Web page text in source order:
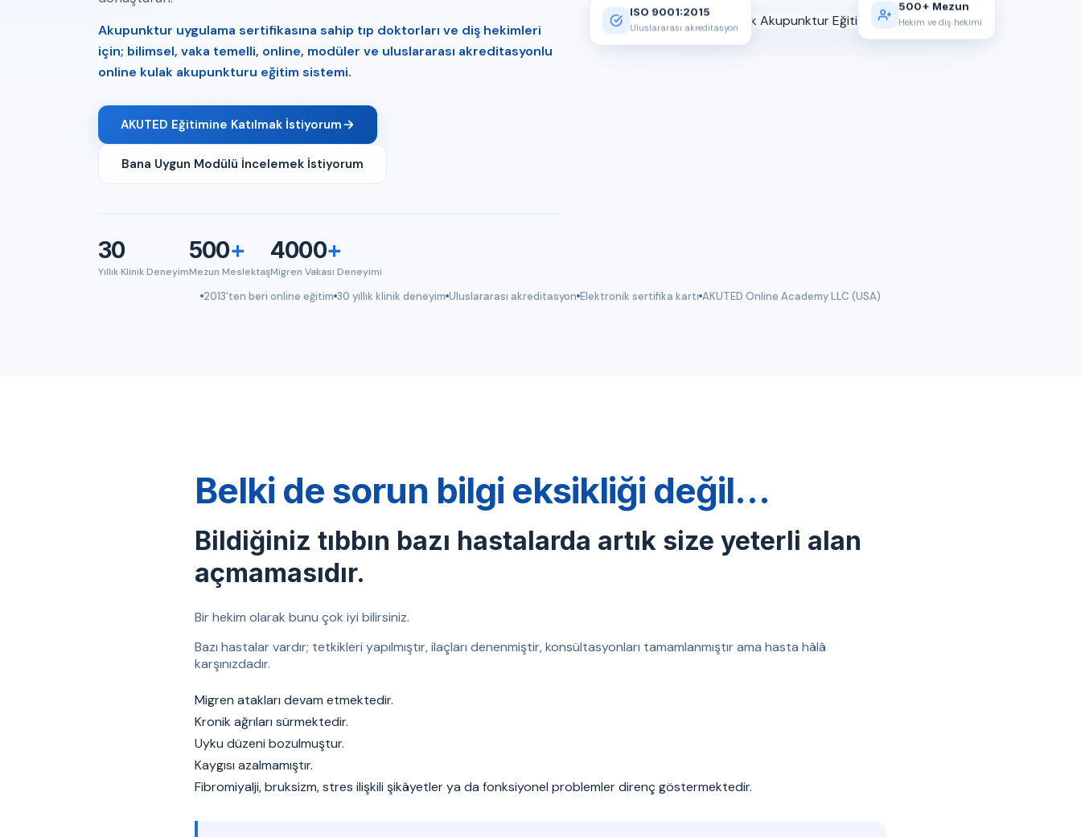
Akupunktur uygulama sertifikasına sahip tıp doktorları ve diş hekimleri
için; bilimsel, vaka temelli, online, modüler ve uluslararası akreditasyonlu
online kulak akupunkturu eğitim sistemi.
AKUTED Eğitimine Katılmak İstiyorum
Bana Uygun Modülü İncelemek İstiyorum
30
Yıllık Klinik Deneyim
500+
Mezun Meslektaş
4000+
Migren Vakası Deneyimi
ISO 9001:2015
Uluslararası akreditasyon
500+ Mezun
Hekim ve diş hekimi
2013'ten beri online eğitim 30 yıllık klinik deneyim Uluslararası akreditasyon Elektronik sertifika kartı AKUTED Online Academy LLC (USA)
Belki de sorun bilgi eksikliği değil…
Bildiğiniz tıbbın bazı hastalarda artık size yeterli alan
açmamasıdır.
Bir hekim olarak bunu çok iyi bilirsiniz.
Bazı hastalar vardır; tetkikleri yapılmıştır, ilaçları denenmiştir, konsültasyonları tamamlanmıştır ama hasta hâlâ
karşınızdadır.
Migren atakları devam etmektedir.
Kronik ağrıları sürmektedir.
Uyku düzeni bozulmuştur.
Kaygısı azalmamıştır.
Fibromiyalji, bruksizm, stres ilişkili şikâyetler ya da fonksiyonel problemler direnç göstermektedir.